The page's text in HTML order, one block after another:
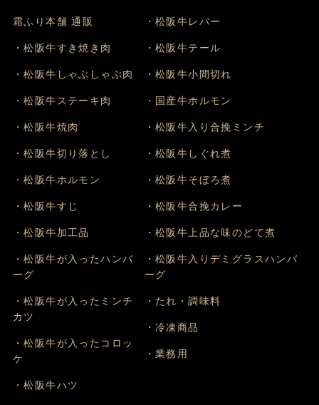
霜ふり本舗 通販
・松阪牛すき焼き肉
・松阪牛しゃぶしゃぶ肉
・松阪牛ステーキ肉
・松阪牛焼肉
・松阪牛切り落とし
・松阪牛ホルモン
・松阪牛すじ
・松阪牛加工品
・松阪牛が入ったハンバ
ーグ
・松阪牛が入ったミンチ
カツ
・松阪牛が入ったコロッ
ケ
・松阪牛ハツ
・松阪牛レバー
・松阪牛テール
・松阪牛小間切れ
・国産牛ホルモン
・松阪牛入り合挽ミンチ
・松阪牛しぐれ煮
・松阪牛そぼろ煮
・松阪牛合挽カレー
・松阪牛上品な味のどて煮
・松阪牛入りデミグラスハンバ
ーグ
・たれ・調味料
・冷凍商品
・業務用